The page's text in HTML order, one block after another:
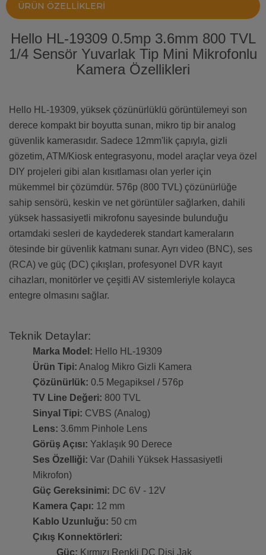
ÜRÜN ÖZELLIKLERI
Hello HL-19309 0.5mp 3.6mm 800 TVL
1/4 Sensör Yuvarlak Tip Mini Mikrofonlu
Kamera Özellikleri
Hello HL-19309, yüksek çözünürlüklü görüntülemeyi son
derece kompakt bir boyutta sunan, mikro tip bir analog
güvenlik kamerasıdır. Sadece 12mm'lik çapıyla, gizli
gözetim, ATM/Kiosk entegrasyonu, model araçlar veya özel
DIY projeleri gibi alan kısıtlaması olan yerler için
mükemmel bir çözümdür. 576p (800 TVL) çözünürlüğe
sahip sensörü, keskin ve net görüntüler sağlarken, dahili
yüksek hassasiyetli mikrofonu sayesinde bulunduğu
ortamdaki sesleri de kaydederek standart kameraların
ötesinde bir güvenlik katmanı sunar. Ayrı video (BNC), ses
(RCA) ve güç (DC) çıkışları, profesyonel DVR kayıt
cihazları, monitörler ve çeşitli AV sistemleriyle kolayca
entegre olmasını sağlar.
Teknik Detaylar:
Marka Model: Hello HL-19309
Ürün Tipi: Analog Mikro Gizli Kamera
Çözünürlük: 0.5 Megapiksel / 576p
TV Line Değeri: 800 TVL
Sinyal Tipi: CVBS (Analog)
Lens: 3.6mm Pinhole Lens
Görüş Açısı: Yaklaşık 90 Derece
Ses Özelliği: Var (Dahili Yüksek Hassasiyetli
Mikrofon)
Güç Gereksinimi: DC 6V - 12V
Kamera Çapı: 12 mm
Kablo Uzunluğu: 50 cm
Çıkış Konnektörleri:
Güç: Kırmızı Renkli DC Dişi Jak